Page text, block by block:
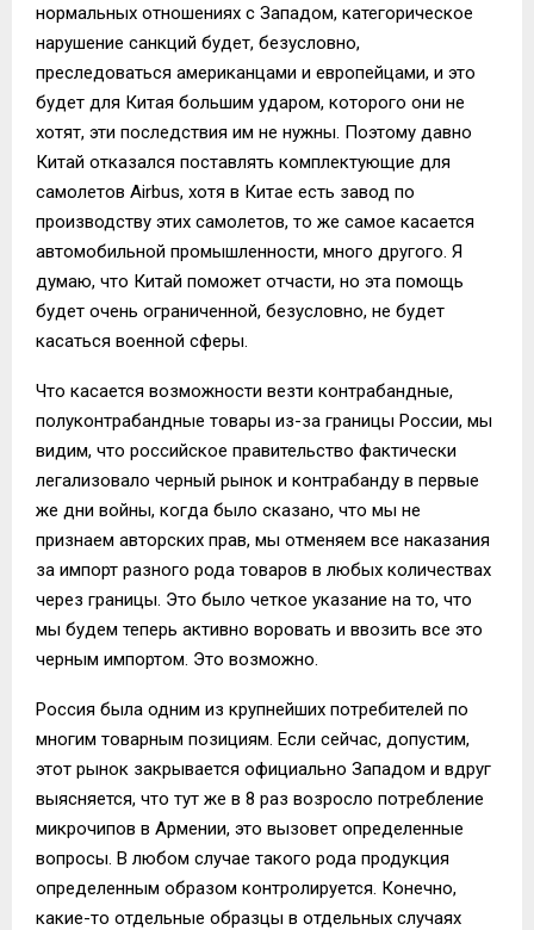
нормальных отношениях с Западом, категорическое
нарушение санкций будет, безусловно,
преследоваться американцами и европейцами, и это
будет для Китая большим ударом, которого они не
хотят, эти последствия им не нужны. Поэтому давно
Китай отказался поставлять комплектующие для
самолетов Airbus, хотя в Китае есть завод по
производству этих самолетов, то же самое касается
автомобильной промышленности, много другого. Я
думаю, что Китай поможет отчасти, но эта помощь
будет очень ограниченной, безусловно, не будет
касаться военной сферы.
Что касается возможности везти контрабандные,
полуконтрабандные товары из-за границы России, мы
видим, что российское правительство фактически
легализовало черный рынок и контрабанду в первые
же дни войны, когда было сказано, что мы не
признаем авторских прав, мы отменяем все наказания
за импорт разного рода товаров в любых количествах
через границы. Это было четкое указание на то, что
мы будем теперь активно воровать и ввозить все это
черным импортом. Это возможно.
Россия была одним из крупнейших потребителей по
многим товарным позициям. Если сейчас, допустим,
этот рынок закрывается официально Западом и вдруг
выясняется, что тут же в 8 раз возросло потребление
микрочипов в Армении, это вызовет определенные
вопросы. В любом случае такого рода продукция
определенным образом контролируется. Конечно,
какие-то отдельные образцы в отдельных случаях